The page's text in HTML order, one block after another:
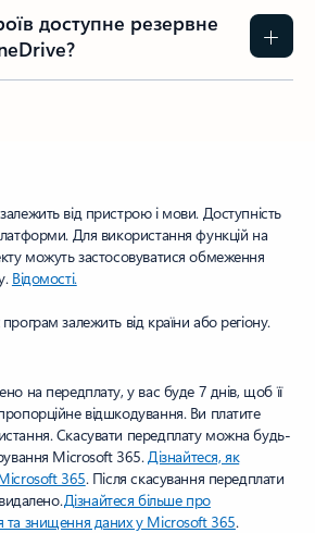
доступне резервне
від пристрою і мови. Доступність
Для використання функцій на
можуть застосовуватися обмеження
Відомості.
залежить від країни або регіону.
на передплату, у вас буде 7 днів, щоб її
відшкодування. Ви платите
Скасувати передплату можна будь-
Microsoft 365. Дізнайтеся, як
365. Після скасування передплати
Дізнайтеся більше про
та знищення даних у Microsoft 365.